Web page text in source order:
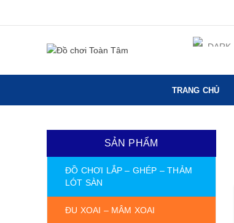
TRANG CHỦ
SẢN PHẨM
ĐỒ CHƠI LẮP – GHÉP – THẢM
LÓT SÀN
ĐU XOAI – MÂM XOAI